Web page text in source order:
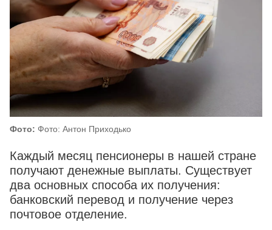
Фото: Фото: Антон Приходько
Каждый месяц пенсионеры в нашей стране
получают денежные выплаты. Существует
два основных способа их получения:
банковский перевод и получение через
почтовое отделение.